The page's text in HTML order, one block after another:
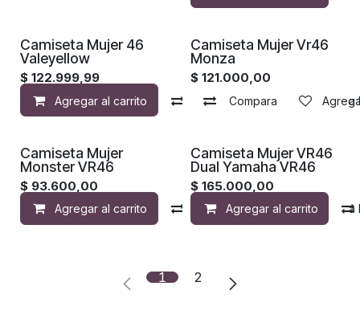
Camiseta Mujer 46
Valeyellow
$ 122.999,99
Agregar al carrito Compara Agregar a
Camiseta Mujer Vr46
Monza
$121.000,00
Compara
Camiseta Mujer
Monster VR46
$ 93.600,00
Agregar al carrito Compara Agregar a la
Camiseta Mujer VR46
Dual Yamaha VR46
$165.000,00
Agregar al carrito
1 2